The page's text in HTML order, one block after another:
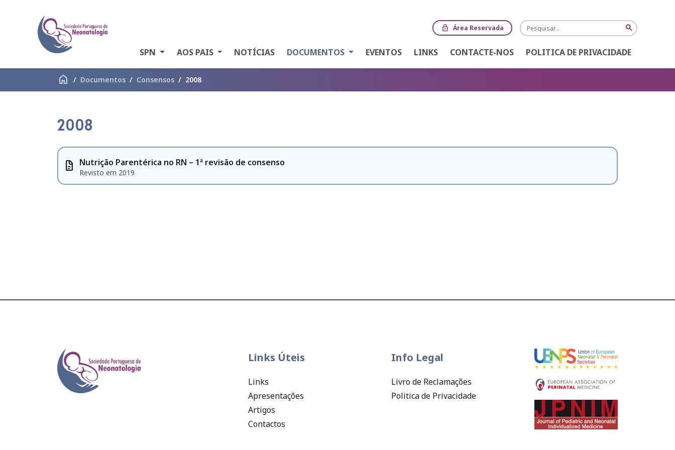
lock Área Reservada Pesquisa search
SPN AOS PAIS NOTÍCIAS DOCUMENTOS EVENTOS LINKS CONTACTE-NOS POLITICA DE PRIVACIDADE
home Documentos Consensos 2008
2008
docs Nutrição Parentérica no RN – 1ª revisão de consenso
Revisto em 2019
Links Úteis
Links
Apresentações
Artigos
Contactos
Info Legal
Livro de Reclamações
Politica de Privacidade